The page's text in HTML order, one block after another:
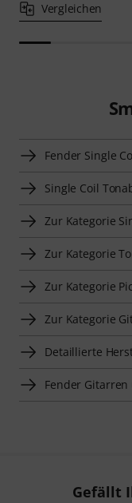
Vergleichen
Fender Single
Single Coil
Zur Kategorie
Zur Kategorie
Zur Kategorie
Zur Kategorie
Detaillierte
Fender
Gefällt